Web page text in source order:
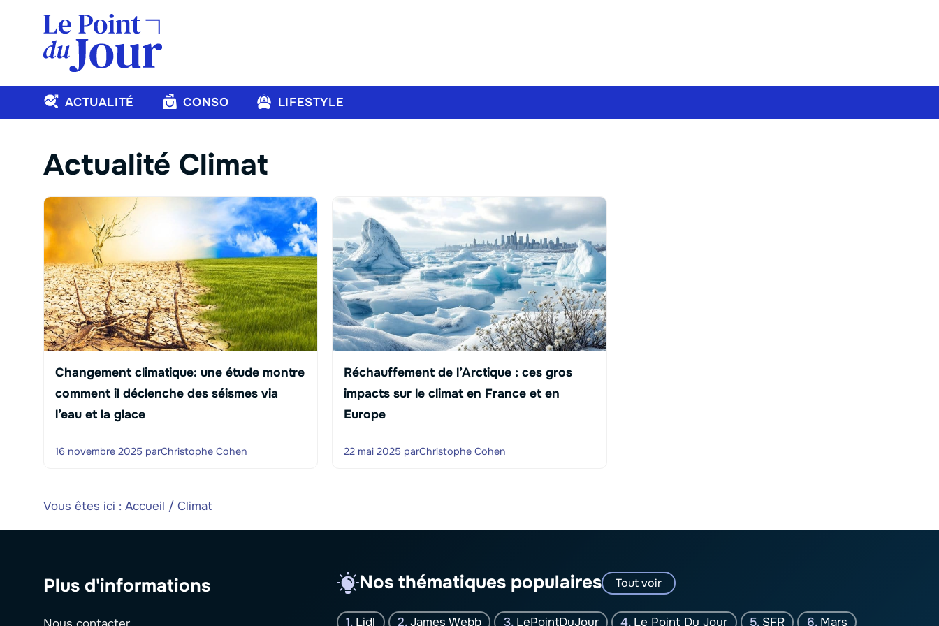
contenu
ACTUALITÉ CONSO LIFESTYLE
Actualité Climat
Changement climatique: une étude montre
comment il déclenche des séismes via
l’eau et la glace
16 novembre 2025 parChristophe Cohen
Réchauffement de l’Arctique : ces gros
impacts sur le climat en France et en
Europe
22 mai 2025 parChristophe Cohen
Vous êtes ici : Accueil / Climat
Plus d'informations Nos thématiques populaires Tout voir
Lidl James Webb LePointDuJour Le Point Du Jour SFR Mars